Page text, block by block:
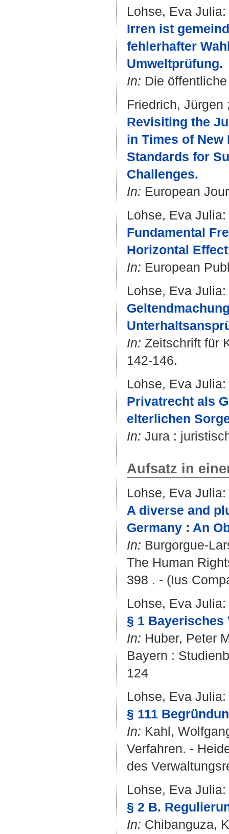
Lohse, Eva Julia:
Irren ist
fehlerhafter
Umweltprüfung.
In: Die
Friedrich, Jürgen
Revisiting the
in Times of
Standards for
Challenges.
In: European
Lohse, Eva Julia:
Fundamental
Horizontal
In: European
Lohse, Eva Julia:
In: Zeitschrift für
142-146.
Lohse, Eva Julia:
Privatrecht als
elterlichen
In: Jura :
Aufsatz in
Lohse, Eva Julia:
A diverse and
Germany : An
In: Burgorgue-
The Human
398 . - (Ius
Lohse, Eva Julia:
§ 1
In: Huber, Peter
Bayern :
124
Lohse, Eva Julia:
§ 111
In: Kahl,
Verfahren. -
des
Lohse, Eva Julia:
§ 2 B.
In: Chibanguza,